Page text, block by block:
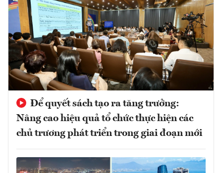
Để quyết sách tạo ra tăng trưởng:
Nâng cao hiệu quả tổ chức thực hiện các
chủ trương phát triển trong giai đoạn mới